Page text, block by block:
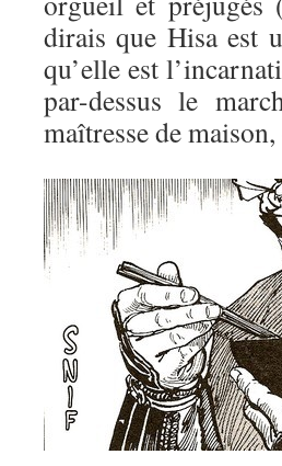
dirais que Hisa est
qu’elle est
par-dessus le
maîtresse de